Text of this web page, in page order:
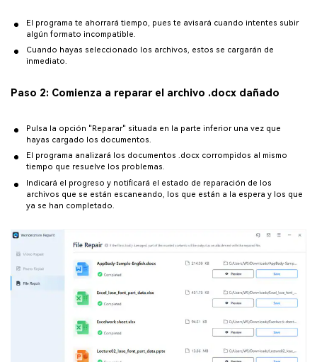
El programa te ahorrará tiempo, pues te avisará cuando intentes subir
algún formato incompatible.
Cuando hayas seleccionado los archivos, estos se cargarán de
inmediato.
Paso 2: Comienza a reparar el archivo .docx dañado
Pulsa la opción "Reparar" situada en la parte inferior una vez que
hayas cargado los documentos.
El programa analizará los documentos .docx corrompidos al mismo
tiempo que resuelve los problemas.
Indicará el progreso y notificará el estado de reparación de los
archivos que se están escaneando, los que están a la espera y los que
ya se han completado.